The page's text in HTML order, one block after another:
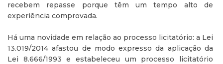
recebem repasse porque têm um tempo alto de
experiência comprovada.
Há uma novidade em relação ao processo licitatório: a Lei
13.019/2014 afastou de modo expresso da aplicação da
Lei 8.666/1993 e estabeleceu um processo licitatório